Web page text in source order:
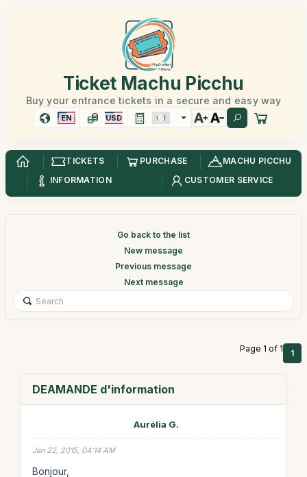
Ticket Machu Picchu
Buy your entrance tickets in a secure and easy way
EN USD
TICKETS PURCHASE
MACHU PICCHU
INFORMATION
CUSTOMER SERVICE
Go back to the list
New message
Previous message
Next message
Page 1 of 1 1
DEAMANDE d'information
Aurélia G.
Jan 22, 2015, 04:14 AM
Bonjour,